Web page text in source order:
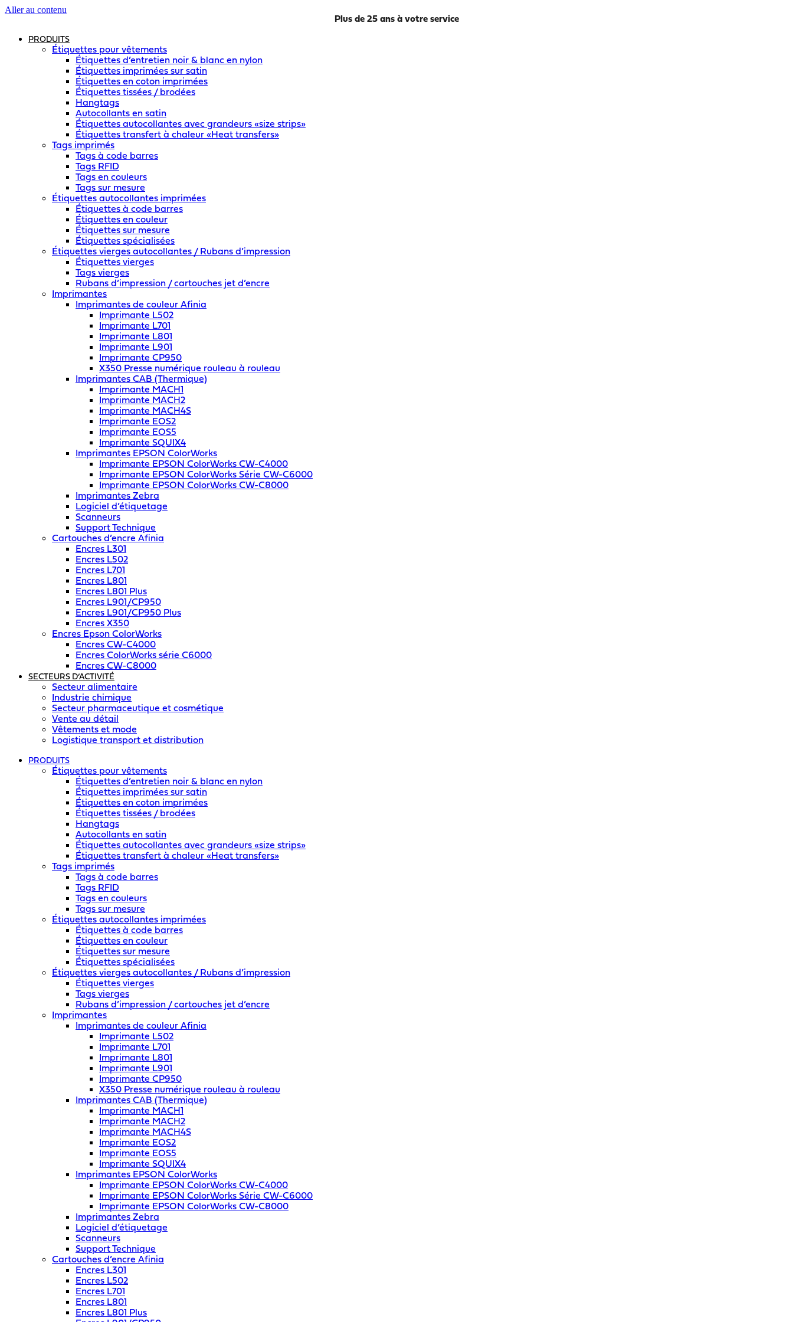
Aller au contenu
Plus de 25 ans à votre service
PRODUITS
Étiquettes pour vêtements
Étiquettes d’entretien noir & blanc en nylon
Étiquettes imprimées sur satin
Étiquettes en coton imprimées
Étiquettes tissées / brodées
Hangtags
Autocollants en satin
Étiquettes autocollantes avec grandeurs «size strips»
Étiquettes transfert à chaleur «Heat transfers»
Tags imprimés
Tags à code barres
Tags RFID
Tags en couleurs
Tags sur mesure
Étiquettes autocollantes imprimées
Étiquettes à code barres
Étiquettes en couleur
Étiquettes sur mesure
Étiquettes spécialisées
Étiquettes vierges autocollantes / Rubans d’impression
Étiquettes vierges
Tags vierges
Rubans d’impression / cartouches jet d’encre
Imprimantes
Imprimantes de couleur Afinia
Imprimante L502
Imprimante L701
Imprimante L801
Imprimante L901
Imprimante CP950
X350 Presse numérique rouleau à rouleau
Imprimantes CAB (Thermique)
Imprimante MACH1
Imprimante MACH2
Imprimante MACH4S
Imprimante EOS2
Imprimante EOS5
Imprimante SQUIX4
Imprimantes EPSON ColorWorks
Imprimante EPSON ColorWorks CW-C4000
Imprimante EPSON ColorWorks Série CW-C6000
Imprimante EPSON ColorWorks CW-C8000
Imprimantes Zebra
Logiciel d’étiquetage
Scanneurs
Support Technique
Cartouches d’encre Afinia
Encres L301
Encres L502
Encres L701
Encres L801
Encres L801 Plus
Encres L901/CP950
Encres L901/CP950 Plus
Encres X350
Encres Epson ColorWorks
Encres CW-C4000
Encres ColorWorks série C6000
Encres CW-C8000
SECTEURS D’ACTIVITÉ
Secteur alimentaire
Industrie chimique
Secteur pharmaceutique et cosmétique
Vente au détail
Vêtements et mode
Logistique transport et distribution
PRODUITS
Étiquettes pour vêtements
Étiquettes d’entretien noir & blanc en nylon
Étiquettes imprimées sur satin
Étiquettes en coton imprimées
Étiquettes tissées / brodées
Hangtags
Autocollants en satin
Étiquettes autocollantes avec grandeurs «size strips»
Étiquettes transfert à chaleur «Heat transfers»
Tags imprimés
Tags à code barres
Tags RFID
Tags en couleurs
Tags sur mesure
Étiquettes autocollantes imprimées
Étiquettes à code barres
Étiquettes en couleur
Étiquettes sur mesure
Étiquettes spécialisées
Étiquettes vierges autocollantes / Rubans d’impression
Étiquettes vierges
Tags vierges
Rubans d’impression / cartouches jet d’encre
Imprimantes
Imprimantes de couleur Afinia
Imprimante L502
Imprimante L701
Imprimante L801
Imprimante L901
Imprimante CP950
X350 Presse numérique rouleau à rouleau
Imprimantes CAB (Thermique)
Imprimante MACH1
Imprimante MACH2
Imprimante MACH4S
Imprimante EOS2
Imprimante EOS5
Imprimante SQUIX4
Imprimantes EPSON ColorWorks
Imprimante EPSON ColorWorks CW-C4000
Imprimante EPSON ColorWorks Série CW-C6000
Imprimante EPSON ColorWorks CW-C8000
Imprimantes Zebra
Logiciel d’étiquetage
Scanneurs
Support Technique
Cartouches d’encre Afinia
Encres L301
Encres L502
Encres L701
Encres L801
Encres L801 Plus